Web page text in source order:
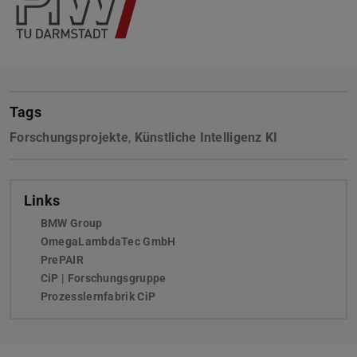
Tags
Forschungsprojekte, Künstliche Intelligenz KI
Links
BMW Group
OmegaLambdaTec GmbH
PrePAIR
CiP | Forschungsgruppe
Prozesslernfabrik CiP